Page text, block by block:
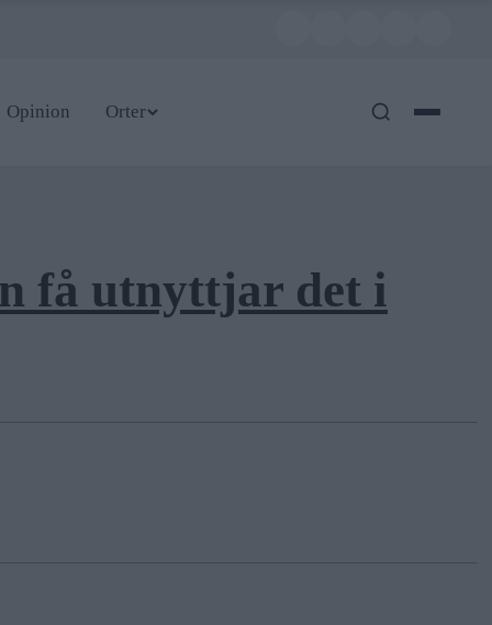
Opinion Orter
få utnyttjar det i